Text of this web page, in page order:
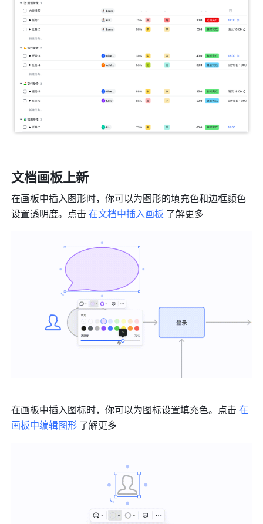
文档画板上新
在画板中插入图形时，你可以为图形的填充色和边框颜色
设置透明度。点击 在文档中插入画板 了解更多
在画板中插入图标时，你可以为图标设置填充色。点击 在
画板中编辑图形 了解更多